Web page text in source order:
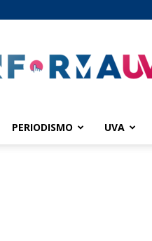
informaUVA
PERIODISMO UVA